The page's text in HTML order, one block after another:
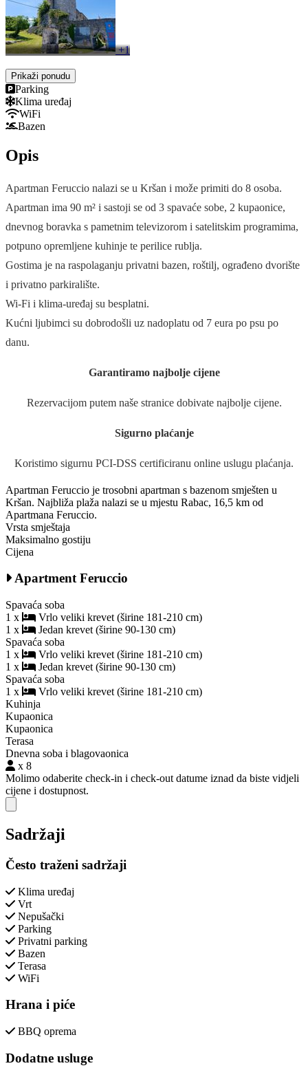
+1
Prikaži ponudu
Parking
Klima uređaj
WiFi
Bazen
Opis
Apartman Feruccio nalazi se u Kršan i može primiti do 8 osoba.
Apartman ima 90 m² i sastoji se od 3 spavaće sobe, 2 kupaonice,
dnevnog boravka s pametnim televizorom i satelitskim programima,
potpuno opremljene kuhinje te perilice rublja.
Gostima je na raspolaganju privatni bazen, roštilj, ograđeno dvorište
i privatno parkiralište.
Wi-Fi i klima-uređaj su besplatni.
Kućni ljubimci su dobrodošli uz nadoplatu od 7 eura po psu po
danu.
Garantiramo najbolje cijene
Rezervacijom putem naše stranice dobivate najbolje cijene.
Sigurno plaćanje
Koristimo sigurnu PCI-DSS certificiranu online uslugu plaćanja.
Apartman Feruccio je trosobni apartman s bazenom smješten u
Kršan. Najbliža plaža nalazi se u mjestu Rabac, 16,5 km od
Apartmana Feruccio.
Vrsta smještaja
Maksimalno gostiju
Cijena
Apartment Feruccio
Spavaća soba
1 x
Vrlo veliki krevet (širine 181-210 cm)
1 x
Jedan krevet (širine 90-130 cm)
Spavaća soba
1 x
Vrlo veliki krevet (širine 181-210 cm)
1 x
Jedan krevet (širine 90-130 cm)
Spavaća soba
1 x
Vrlo veliki krevet (širine 181-210 cm)
Kuhinja
Kupaonica
Kupaonica
Terasa
Dnevna soba i blagovaonica
x 8
Molimo odaberite check-in i check-out datume iznad da biste vidjeli
cijene i dostupnost.
Close modal
Sadržaji
Često traženi sadržaji
Klima uređaj
Vrt
Nepušački
Parking
Privatni parking
Bazen
Terasa
WiFi
Hrana i piće
BBQ oprema
Dodatne usluge